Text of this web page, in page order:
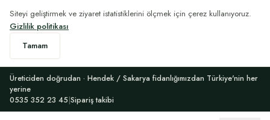
Siteyi geliştirmek ve ziyaret istatistiklerini ölçmek için çerez kullanıyoruz.
Gizlilik politikası
Tamam
Üreticiden doğrudan · Hendek / Sakarya fidanlığımızdan Türkiye'nin her
yerine
0535 352 23 45|Sipariş takibi